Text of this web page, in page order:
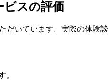
ビスの評価
だいています。実際の体験談
。